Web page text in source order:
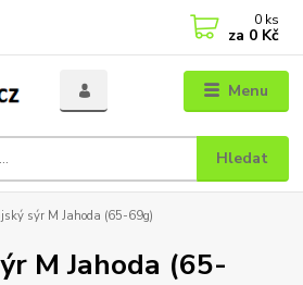
Menu
Hledat
0 ks
za 0 Kč
sýr M Jahoda (65-69g)
M Jahoda (65-